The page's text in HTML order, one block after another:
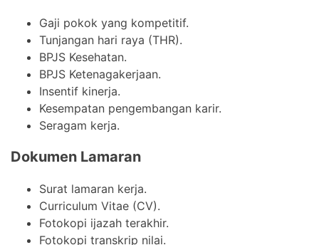
Gaji pokok yang kompetitif.
Tunjangan hari raya (THR).
BPJS Kesehatan.
BPJS Ketenagakerjaan.
Insentif kinerja.
Kesempatan pengembangan karir.
Seragam kerja.
Dokumen Lamaran
Surat lamaran kerja.
Curriculum Vitae (CV).
Fotokopi ijazah terakhir.
Fotokopi transkrip nilai.